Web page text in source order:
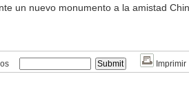
un nuevo monumento a la amistad
Imprimir